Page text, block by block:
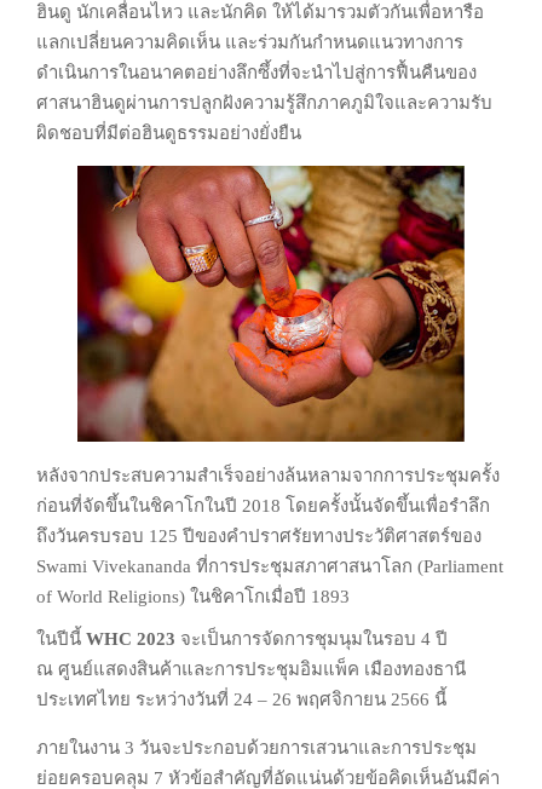
ฮินดู นักเคลื่อนไหว และนักคิด ให้ได้มารวมตัวกันเพื่อหารือ
แลกเปลี่ยนความคิดเห็น และร่วมกันกำหนดแนวทางการ
ดำเนินการในอนาคตอย่างลึกซึ้งที่จะนำไปสู่การฟื้นคืนของ
ศาสนาฮินดูผ่านการปลูกฝังความรู้สึกภาคภูมิใจและความรับ
ผิดชอบที่มีต่อฮินดูธรรมอย่างยั่งยืน
หลังจากประสบความสำเร็จอย่างล้นหลามจากการประชุมครั้ง
ก่อนที่จัดขึ้นในชิคาโกในปี 2018 โดยครั้งนั้นจัดขึ้นเพื่อรำลึก
ถึงวันครบรอบ 125 ปีของคำปราศรัยทางประวัติศาสตร์ของ
Swami Vivekananda ที่การประชุมสภาศาสนาโลก (Parliament
of World Religions) ในชิคาโกเมื่อปี 1893
ในปีนี้ WHC 2023 จะเป็นการจัดการชุมนุมในรอบ 4 ปี
ณ ศูนย์แสดงสินค้าและการประชุมอิมแพ็ค เมืองทองธานี
ประเทศไทย ระหว่างวันที่ 24 – 26 พฤศจิกายน 2566 นี้
ภายในงาน 3 วันจะประกอบด้วยการเสวนาและการประชุม
ย่อยครอบคลุม 7 หัวข้อสำคัญที่อัดแน่นด้วยข้อคิดเห็นอันมีค่า